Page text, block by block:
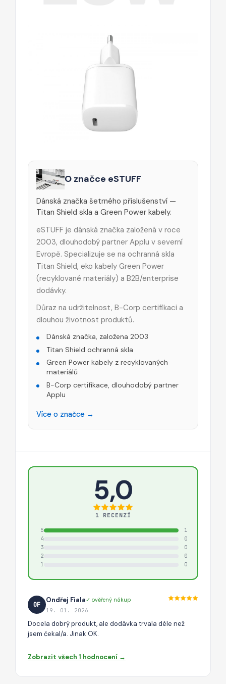
O značce eSTUFF
Dánská značka šetrného příslušenství —
Titan Shield skla a Green Power kabely.
eSTUFF je dánská značka založená v roce
2003, dlouhodobý partner Applu v severní
Evropě. Specializuje se na ochranná skla
Titan Shield, eko kabely Green Power
(recyklované materiály) a B2B/enterprise
dodávky.
Důraz na udržitelnost, B-Corp certifikaci a
dlouhou životnost produktů.
Dánská značka, založena 2003
Titan Shield ochranná skla
Green Power kabely z recyklovaných
materiálů
B-Corp certifikace, dlouhodobý partner
Applu
Více o značce →
5,0
1 RECENZÍ
5
1
4
0
3
0
2
0
1
0
OF
Ondřej Fiala✓ ověřený nákup
19. 01. 2026
Docela dobrý produkt, ale dodávka trvala déle než
jsem čekal/a. Jinak OK.
Zobrazit všech 1 hodnocení →